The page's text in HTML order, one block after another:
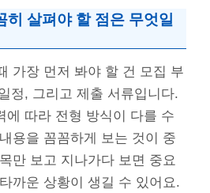
히 살펴야 할 점은 무엇일
가장 먼저 봐야 할 건 모집 부
정, 그리고 제출 서류입니다.
에 따라 전형 방식이 다를 수
용을 꼼꼼하게 보는 것이 중
만 보고 지나가다 보면 중요
까운 상황이 생길 수 있어요.